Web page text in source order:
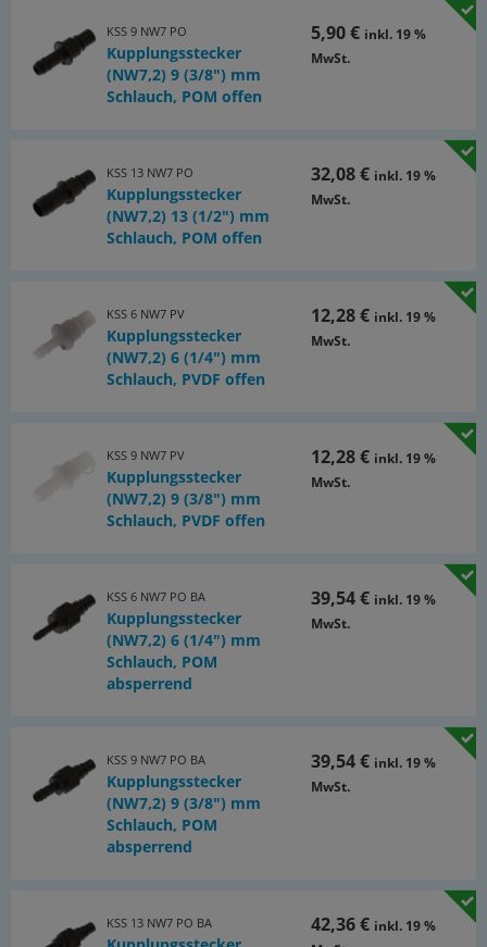
Hinweis:
Kupplungsdosen und Kupplungsstecker (offen oder
absperrend) können beliebig kombiniert werden. Nicht mit
Rectus (48)
*Namen und Bezeichnungen sind z.T. eingetragene Warenzeichen der
Katalogseite Atlas 9 (Seite 329y)
(PDF)
KSS 9 NW7 PO
Kupplungsstecker
(NW7,2) 9 (3/8") mm
Schlauch, POM offen
5,90 € inkl. 19 %
MwSt.
KSS 13 NW7 PO
Kupplungsstecker
(NW7,2) 13 (1/2") mm
Schlauch, POM offen
32,08 € inkl. 19 %
MwSt.
KSS 6 NW7 PV
Kupplungsstecker
(NW7,2) 6 (1/4") mm
Schlauch, PVDF offen
12,28 € inkl. 19 %
MwSt.
KSS 9 NW7 PV
Kupplungsstecker
(NW7,2) 9 (3/8") mm
Schlauch, PVDF offen
12,28 € inkl. 19 %
MwSt.
KSS 6 NW7 PO BA
Kupplungsstecker
(NW7,2) 6 (1/4") mm
Schlauch, POM
absperrend
39,54 € inkl. 19 %
MwSt.
KSS 9 NW7 PO BA
Kupplungsstecker
(NW7,2) 9 (3/8") mm
Schlauch, POM
absperrend
39,54 € inkl. 19 %
MwSt.
KSS 13 NW7 PO BA 42,36 € inkl. 19 %